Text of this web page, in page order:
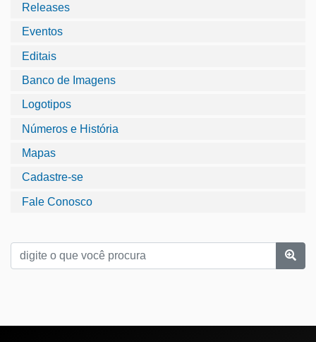
Releases
Eventos
Editais
Banco de Imagens
Logotipos
Números e História
Mapas
Cadastre-se
Fale Conosco